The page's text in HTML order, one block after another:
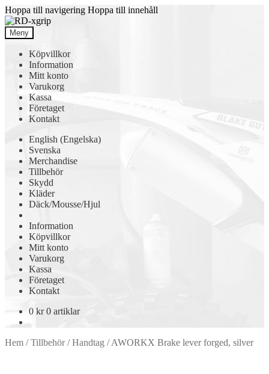
Hoppa till navigering Hoppa till innehåll
Meny
Köpvillkor
Information
Mitt konto
Varukorg
Kassa
Företaget
Kontakt
English (Engelska)
Svenska
Merchandise
Tillbehör
Skydd
Kläder
Däck/Mousse/Hjul
Information
Köpvillkor
Mitt konto
Varukorg
Kassa
Företaget
Kontakt
0 kr 0 artiklar
Hem /Tillbehör/Handtag /AWORKX Brake lever forged, silver